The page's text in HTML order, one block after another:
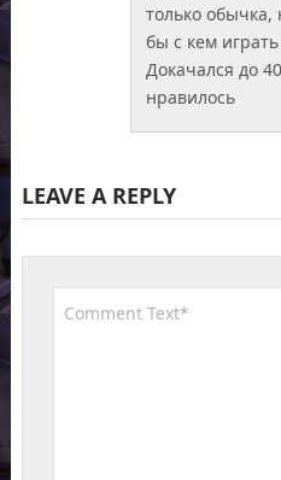
только
бы с кем
Докачался до
нравилось
LEAVE A REPLY